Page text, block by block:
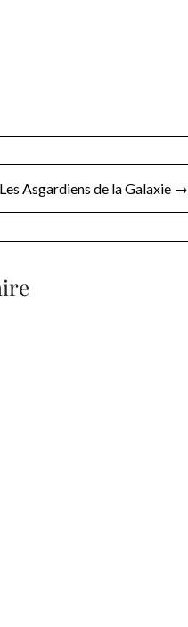
Les Asgardiens de la Galaxie →